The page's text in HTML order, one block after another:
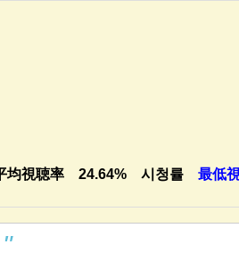
均視聴率 24.64% 시청률 最低